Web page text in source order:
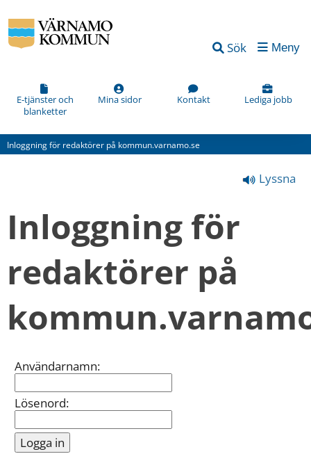
Sök Meny
E-tjänster och
blanketter
Mina sidor Kontakt Lediga jobb
Inloggning för redaktörer på kommun.varnamo.se
Lyssna
Inloggning för
redaktörer på
Inloggning
Användarnamn:
Lösenord:
Vad
kan
förbättra
den
här
(obligatorisk)
kan
informationen
bättre
dig?
Webbadress
sidan